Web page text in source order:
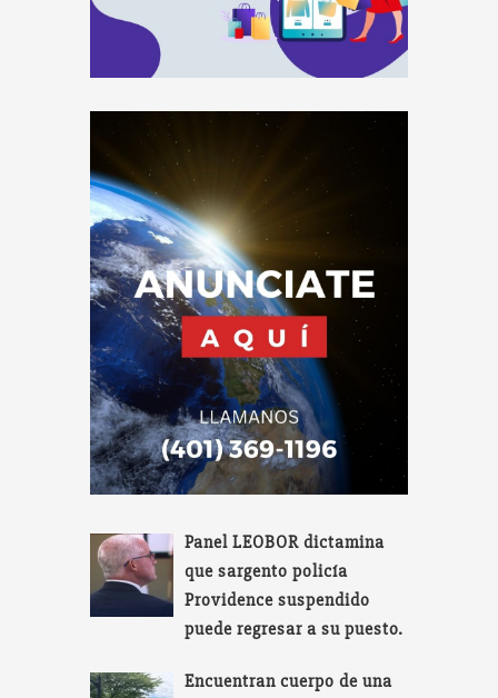
Panel LEOBOR dictamina
que sargento policía
Providence suspendido
puede regresar a su puesto.
Encuentran cuerpo de una